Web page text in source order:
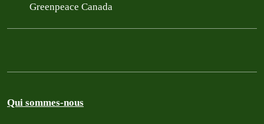
Greenpeace Canada
Qui sommes-nous